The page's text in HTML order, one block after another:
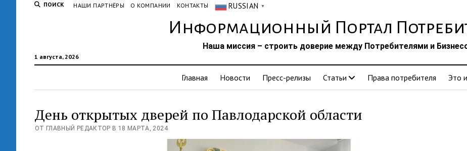
ПОИСК НАШИ ПАРТНЁРЫ О КОМПАНИИ КОНТАКТЫ RUSSIAN ▼
Информационный Портал
1 августа, 2026
Наша миссия – строить доверие между Потребителями и
Главная Новости Пресс-релизы Статьи Права потребителя Это
День открытых дверей по Павлодарской области
ОТ ГЛАВНЫЙ РЕДАКТОР В 18 МАРТА, 2024